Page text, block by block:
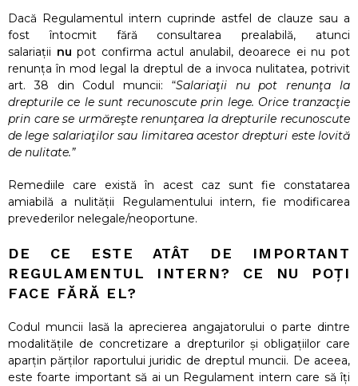
Dacă Regulamentul intern cuprinde astfel de clauze sau a
fost întocmit fără consultarea prealabilă, atunci
salariații nu pot confirma actul anulabil, deoarece ei nu pot
renunța în mod legal la dreptul de a invoca nulitatea, potrivit
art. 38 din Codul muncii: “Salariaţii nu pot renunţa la
drepturile ce le sunt recunoscute prin lege. Orice tranzacţie
prin care se urmăreşte renunţarea la drepturile recunoscute
de lege salariaţilor sau limitarea acestor drepturi este lovită
de nulitate.”
Remediile care există în acest caz sunt fie constatarea
amiabilă a nulității Regulamentului intern, fie modificarea
prevederilor nelegale/neoportune.
DE CE ESTE ATÂT DE IMPORTANT
REGULAMENTUL INTERN? CE NU POȚI
FACE FĂRĂ EL?
Codul muncii lasă la aprecierea angajatorului o parte dintre
modalitățile de concretizare a drepturilor și obligațiilor care
aparțin părților raportului juridic de dreptul muncii. De aceea,
este foarte important să ai un Regulament intern care să îți